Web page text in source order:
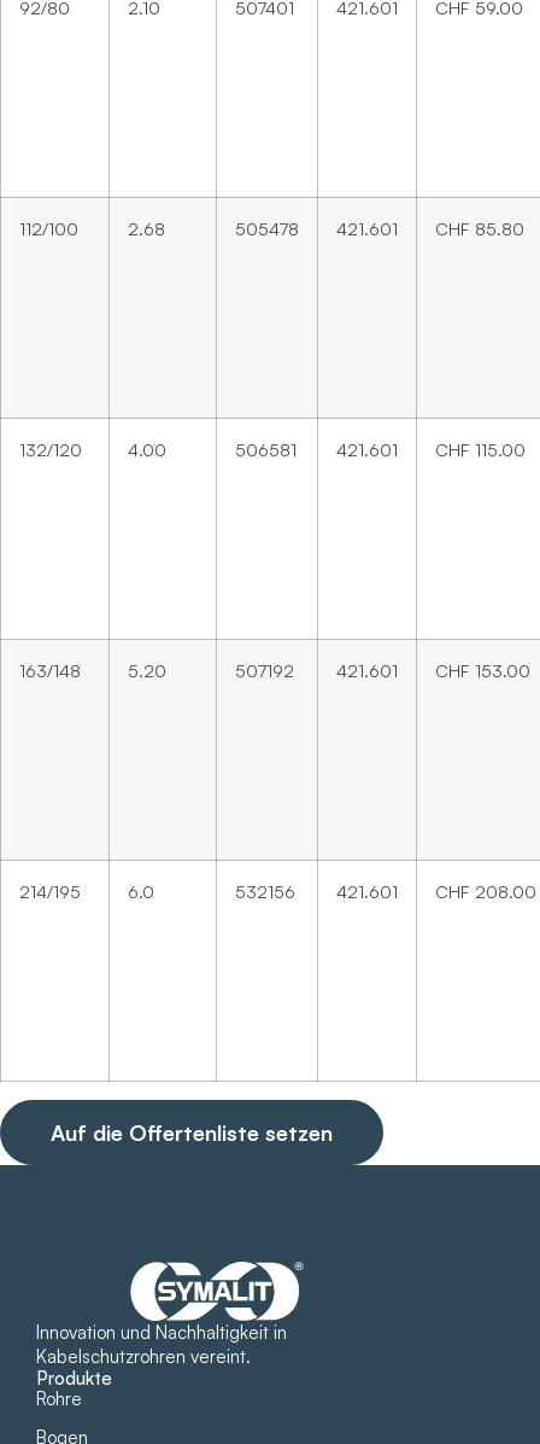
92/80 2.10 507401 421.601 CHF 59.00
112/100 2.68 505478 421.601 CHF 85.80
132/120 4.00 506581 421.601 CHF 115.00
163/148 5.20 507192 421.601 CHF 153.00
214/195 6.0 532156 421.601 CHF 208.00
Auf die Offertenliste setzen
Innovation und Nachhaltigkeit in
Kabelschutzrohren vereint.
Produkte
Rohre
Bogen